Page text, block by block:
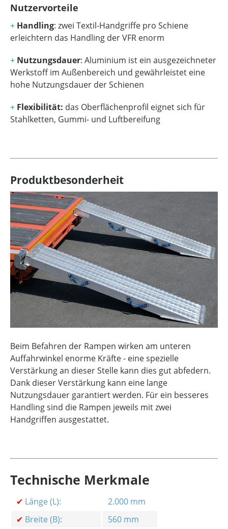
Nutzervorteile
+ Handling: zwei Textil-Handgriffe pro Schiene
erleichtern das Handling der VFR enorm
+ Nutzungsdauer: Aluminium ist ein ausgezeichneter
Werkstoff im Außenbereich und gewährleistet eine
hohe Nutzungsdauer der Schienen
+ Flexibilität: das Oberflächenprofil eignet sich für
Stahlketten, Gummi- und Luftbereifung
Produktbesonderheit
Beim Befahren der Rampen wirken am unteren
Auffahrwinkel enorme Kräfte - eine spezielle
Verstärkung an dieser Stelle kann dies gut abfedern.
Dank dieser Verstärkung kann eine lange
Nutzungsdauer garantiert werden. Für ein besseres
Handling sind die Rampen jeweils mit zwei
Handgriffen ausgestattet.
Technische Merkmale
✔ Länge (L):
2.000 mm
✔ Breite (B): 560 mm